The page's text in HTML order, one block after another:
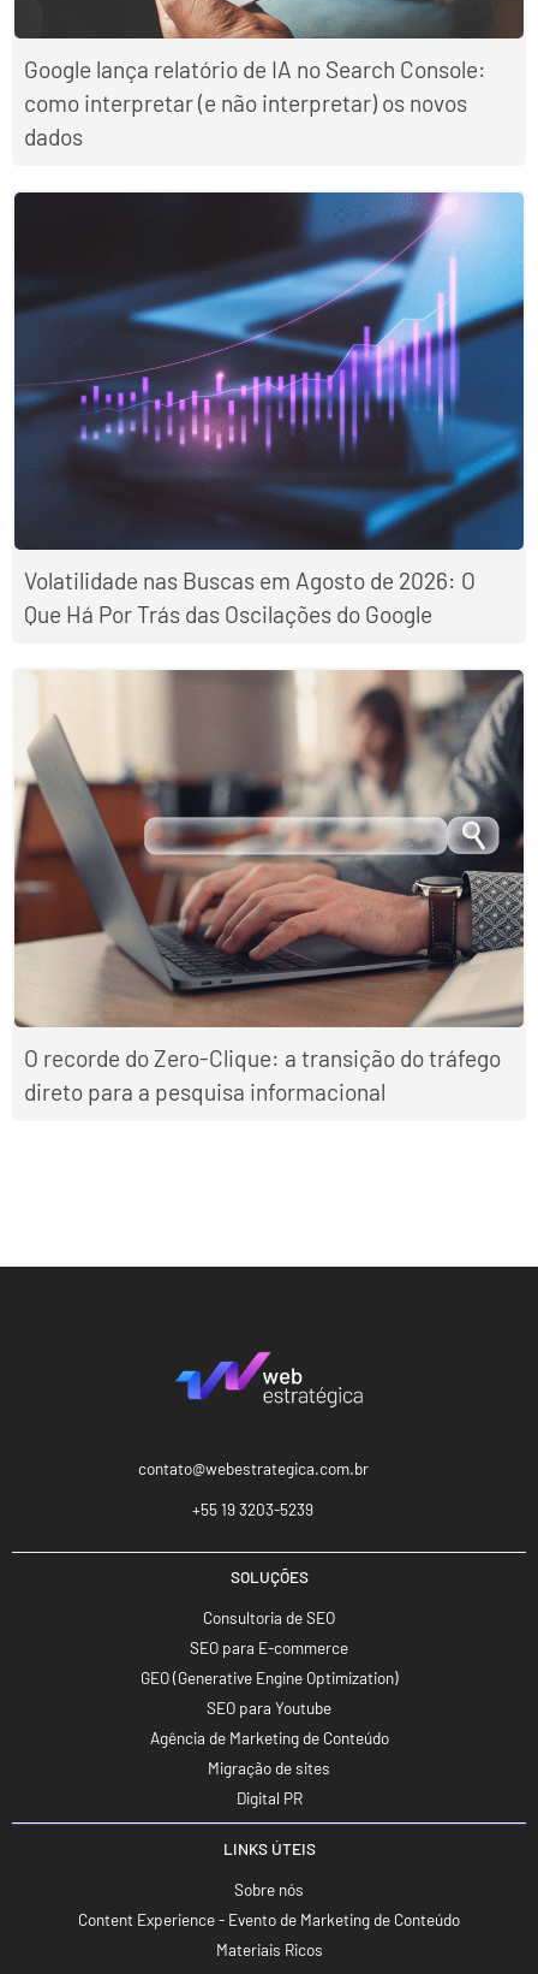
Google lança relatório de IA no Search Console:
como interpretar (e não interpretar) os novos
dados
Volatilidade nas Buscas em Agosto de 2026: O
Que Há Por Trás das Oscilações do Google
O recorde do Zero-Clique: a transição do tráfego
direto para a pesquisa informacional
contato@webestrategica.com.br
+55 19 3203-5239
SOLUÇÕES
Consultoria de SEO
SEO para E-commerce
GEO (Generative Engine Optimization)
SEO para Youtube
Agência de Marketing de Conteúdo
Migração de sites
Digital PR
LINKS ÚTEIS
Sobre nós
Content Experience - Evento de Marketing de Conteúdo
Materiais Ricos